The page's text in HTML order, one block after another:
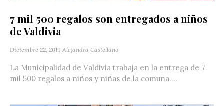
7 mil 500 regalos son entregados a niños
de Valdivia
Diciembre 22, 2019 Alejandra Castellano
La Municipalidad de Valdivia trabaja en la entrega de 7
mil 500 regalos a niños y niñas de la comuna....